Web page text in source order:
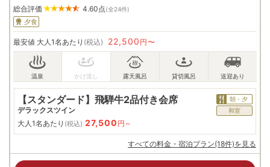
総合評価 4.60点(全24件)
夕食
最安値 大人1名あたり (税込) 22,500 円〜
【スタンダード】飛騨牛2品付き会席
デラックスツイン
朝・夕
和室
大人1名あたり (税込) 27,500 円~
すべての料金・宿泊プラン(18件)を見る